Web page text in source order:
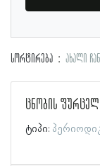
სორტირება ახალი
ცნობის
ტიპი: